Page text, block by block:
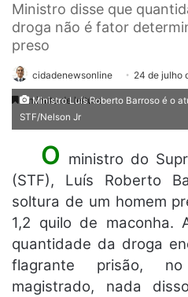
Ministro disse que
droga não é fator
preso
cidadenewsonline 24 de julho
1 minuto de leitura
Ministro Luís Roberto Barroso é o
STF/Nelson Jr
O ministro do
(STF), Luís Roberto
soltura de um homem
1,2 quilo de maconha.
quantidade da droga
flagrante prisão,
magistrado, nada